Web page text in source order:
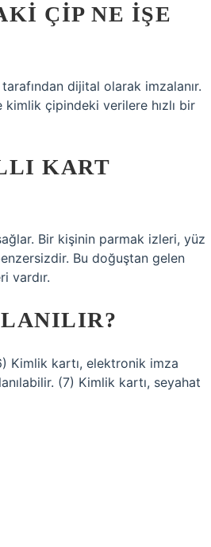
ÇIP NE IŞE
dijital olarak imzalanır.
kimlik çipindeki verilere hızlı bir
KART
Bir kişinin parmak izleri, yüz
Bu doğuştan gelen
vardır.
Kimlik kartı, elektronik imza
(7) Kimlik kartı, seyahat